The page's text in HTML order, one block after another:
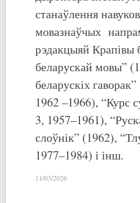
станаўлення
мовазнаўчых
рэдакцыяй Крапівы
беларускай мовы”
беларускіх
1962 –1966), “Курс
3, 1957–1961),
слоўнік” (1962),
1977–1984) і інш.
11/03/2026